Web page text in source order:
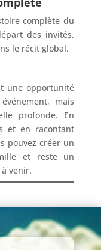
complète du
des invités,
le récit global.
une opportunité
mais
profonde. En
et en racontant
pouvez créer un
et reste un
venir.